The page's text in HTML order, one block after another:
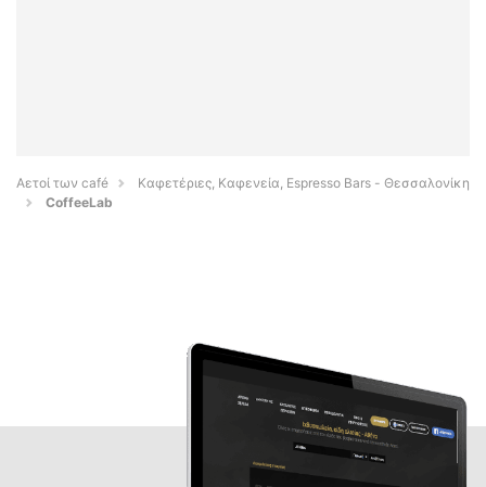
Αετοί των café
Καφετέριες, Καφενεία, Espresso Bars - Θεσσαλονίκη
CoffeeLab